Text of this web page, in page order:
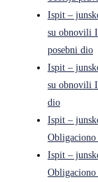
Ispit –
su obnovili
posebni dio
Ispit –
su obnovili
dio
Ispit –
Ispit –